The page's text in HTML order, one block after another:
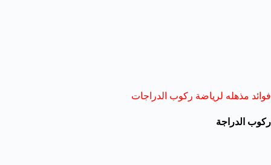
فوائد مذهله لرياضة ركوب الدراجات
ركوب الدراجة